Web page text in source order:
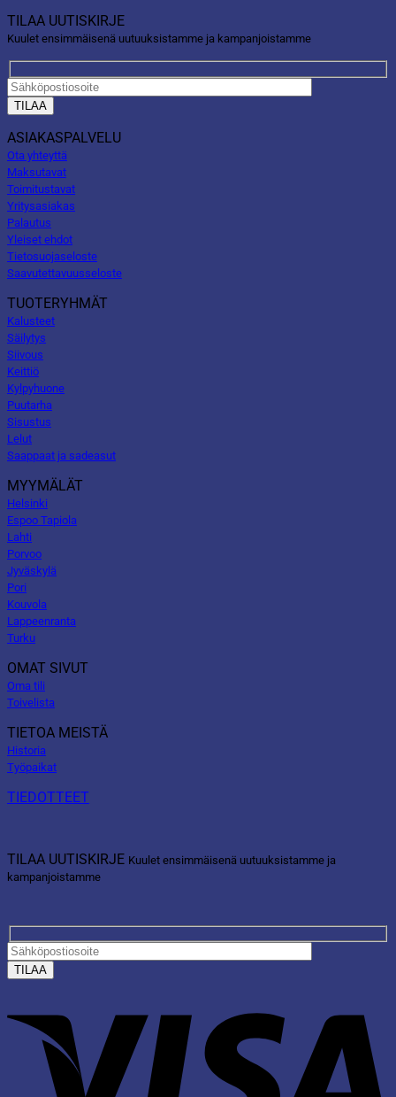
TILAA UUTISKIRJE
Kuulet ensimmäisenä uutuuksistamme ja kampanjoistamme
ASIAKASPALVELU
Ota yhteyttä
Maksutavat
Toimitustavat
Yritysasiakas
Palautus
Yleiset ehdot
Tietosuojaseloste
Saavutettavuusseloste
TUOTERYHMÄT
Kalusteet
Säilytys
Siivous
Keittiö
Kylpyhuone
Puutarha
Sisustus
Lelut
Saappaat ja sadeasut
MYYMÄLÄT
Helsinki
Espoo Tapiola
Lahti
Porvoo
Jyväskylä
Pori
Kouvola
Lappeenranta
Turku
OMAT SIVUT
Oma tili
Toivelista
TIETOA MEISTÄ
Historia
Työpaikat
TIEDOTTEET
TILAA UUTISKIRJE Kuulet ensimmäisenä uutuuksistamme ja
kampanjoistamme